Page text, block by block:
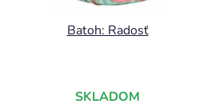
Batoh: Radosť
SKLADOM